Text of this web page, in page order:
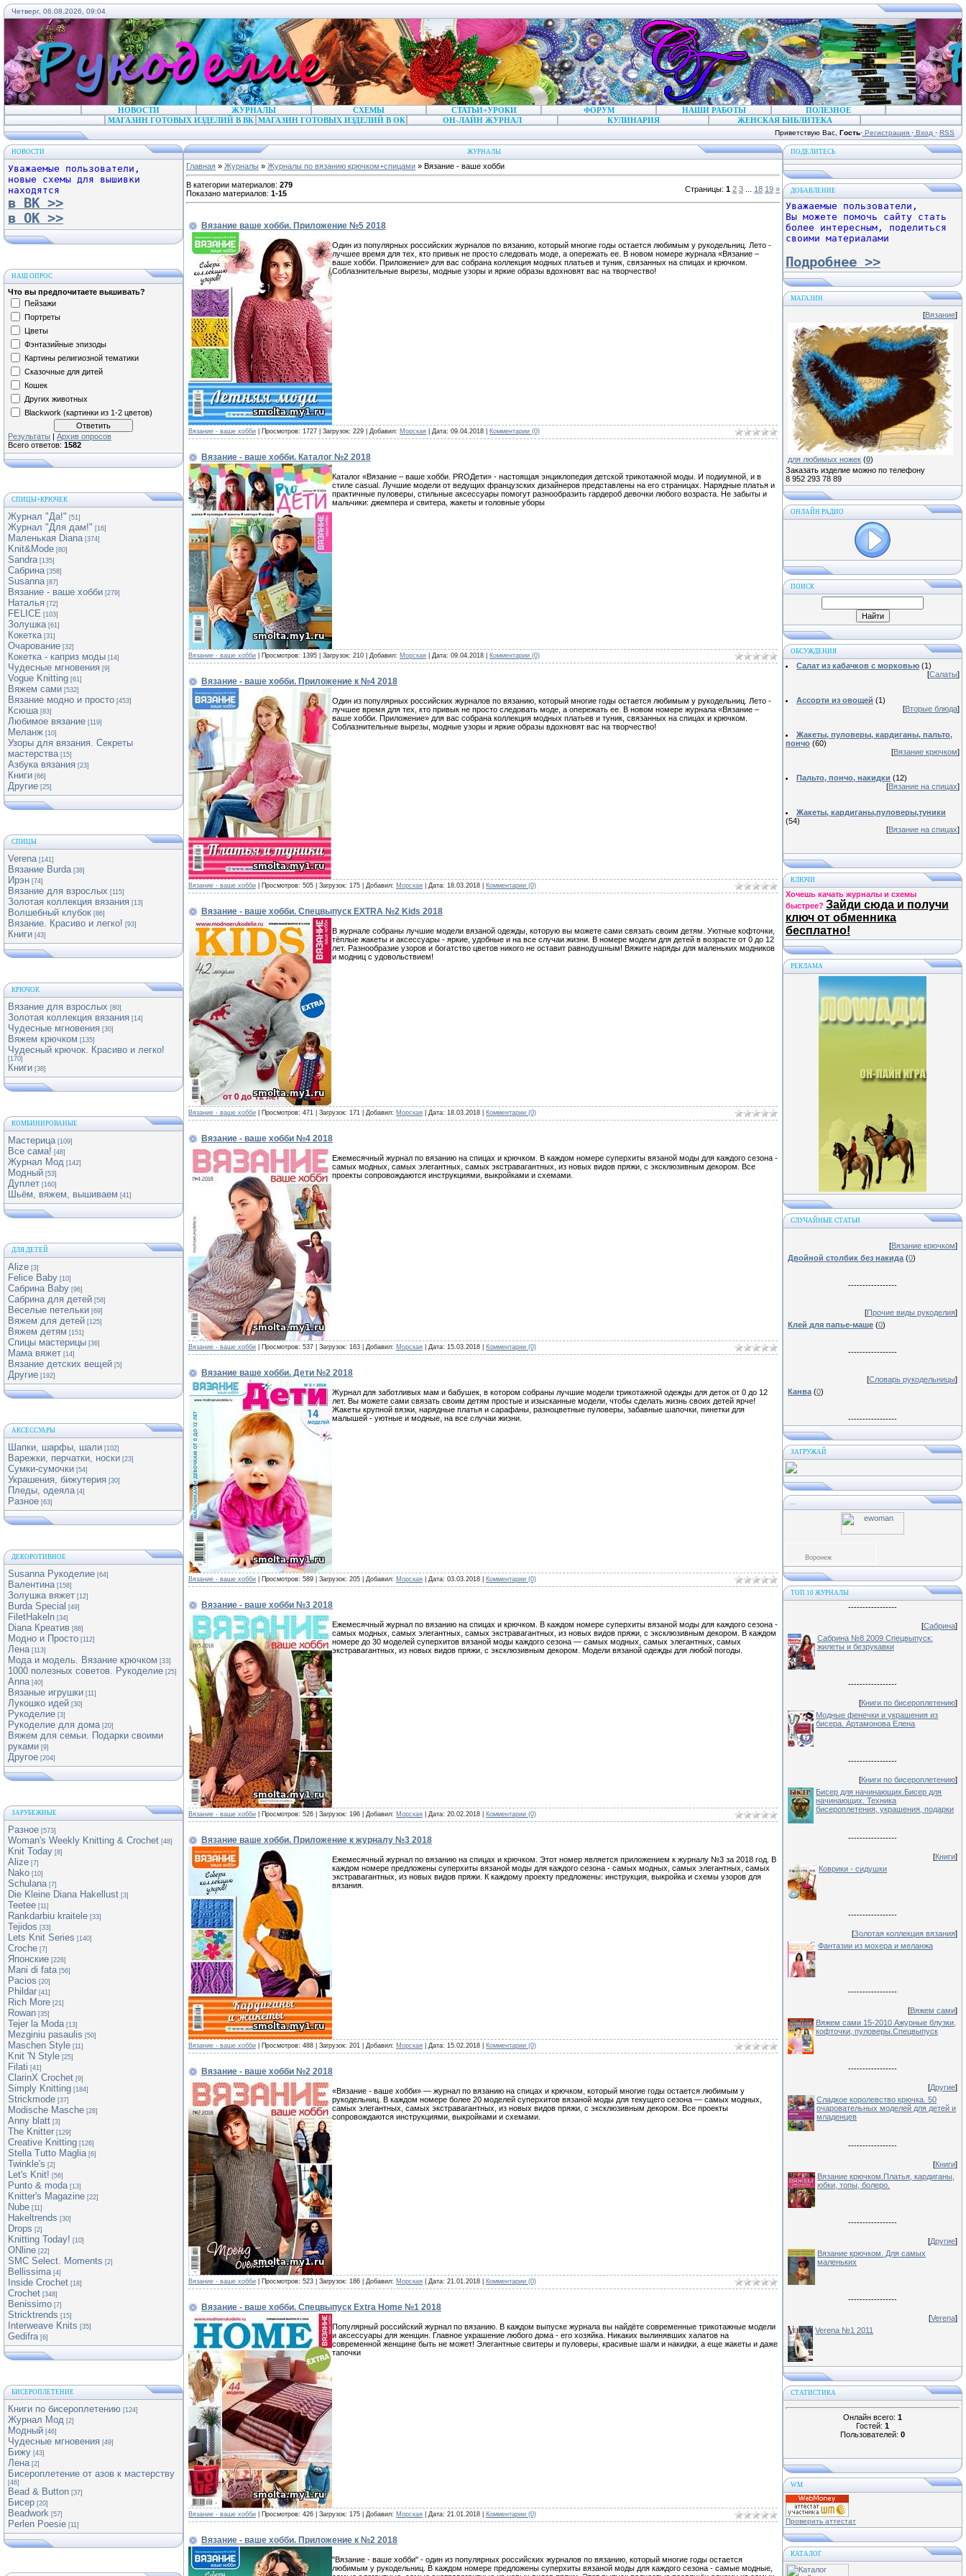
Четверг, 06.08.2026, 09:04
НОВОСТИ ЖУРНАЛЫ СХЕМЫ СТАТЬИ+УРОКИ ФОРУМ НАШИ РАБОТЫ
ПОЛЕЗНОЕ
МАГАЗИН ГОТОВЫХ ИЗДЕЛИЙ В ВК МАГАЗИН ГОТОВЫХ ИЗДЕЛИЙ В ОК ОН-ЛАЙН ЖУРНАЛ КУЛИНАРИЯ ЖЕНСКАЯ БИБЛИТЕКА
Приветствую Вас Гость· Регистрация · Вход · RSS
НОВОСТИ
Уважаемые пользователи,
новые схемы для вышивки
находятся
в ВК >>
в ОК >>
НАШ ОПРОС
Что вы предпочитаете вышивать?
Пейзажи
Портреты
Цветы
Фэнтазийные эпизоды
Картины религиозной тематики
Сказочные для дитей
Кошек
Других животных
Blackwork (картинки из 1-2 цветов)
Результаты | Архив опросов
Всего ответов: 1582
СПИЦЫ+КРЮЧЕК
Журнал "Да!" [51]
Журнал "Для дам!" [16]
Маленькая Diana [374]
Knit&Mode [80]
Sandra [135]
Сабрина [358]
Susanna [87]
Вязание - ваше хобби [279]
Наталья [72]
FELICE [103]
Золушка [61]
Кокетка [31]
Очарование [32]
Кокетка - каприз моды [14]
Чудесные мгновения [9]
Vogue Knitting [61]
Вяжем сами [532]
Вязание модно и просто [453]
Ксюша [83]
Любимое вязание [119]
Меланж [10]
Узоры для вязания. Секреты
мастерства [15]
Азбука вязания [23]
Книги [66]
Другие [25]
СПИЦЫ
Verena [141]
Вязание Burda [38]
Ирэн [74]
Вязание для взрослых [115]
Золотая коллекция вязания [13]
Волшебный клубок [86]
Вязание. Красиво и легко! [93]
Книги [43]
КРЮЧОК
Вязание для взрослых [80]
Золотая коллекция вязания [14]
Чудесные мгновения [30]
Вяжем крючком [135]
Чудесный крючок. Красиво и легко!
[170]
Книги [38]
КОМБИНИРОВАНЫЕ
Мастерица [109]
Все сама! [48]
Журнал Мод [142]
Модный [53]
Дуплет [160]
Шьём, вяжем, вышиваем [41]
ДЛЯ ДЕТЕЙ
Alize [3]
Felice Baby [10]
Сабрина Baby [96]
Сабрина для детей [58]
Веселые петельки [69]
Вяжем для детей [125]
Вяжем детям [151]
Спицы мастерицы [36]
Мама вяжет [14]
Вязание детских вещей [5]
Другие [192]
АКСЕССУАРЫ
Шапки, шарфы, шали [102]
Варежки, перчатки, носки [23]
Сумки-сумочки [54]
Украшения, бижутерия [30]
Пледы, одеяла [4]
Разное [63]
ДЕКОРОТИВНОЕ
Susanna Рукоделие [64]
Валентина [158]
Золушка вяжет [12]
Burda Special [49]
FiletHakeln [34]
Diana Креатив [88]
Модно и Просто [112]
Лена [113]
Мода и модель. Вязание крючком [33]
1000 полезных советов. Рукоделие [25]
Anna [40]
Вязаные игрушки [11]
Лукошко идей [30]
Рукоделие [3]
Рукоделие для дома [20]
Вяжем для семьи. Подарки своими
руками [9]
Другое [204]
ЗАРУБЕЖНЫЕ
Разное [573]
Woman's Weekly Knitting & Crochet [48]
Knit Today [8]
Alize [7]
Nako [10]
Schulana [7]
Die Kleine Diana Hakellust [3]
Teetee [11]
Rankdarbiu kraitele [33]
Tejidos [33]
Lets Knit Series [140]
Croche [7]
Японские [226]
Mani di fata [56]
Pacios [20]
Phildar [41]
Rich More [21]
Rowan [35]
Tejer la Moda [13]
Mezginiu pasaulis [50]
Maschen Style [11]
Knit 'N Style [25]
Filati [41]
ClarinX Crochet [9]
Simply Knitting [184]
Strickmode [37]
Modische Masche [28]
Anny blatt [3]
The Knitter [129]
Creative Knitting [126]
Stella Tutto Maglia [6]
Twinkle's [2]
Let's Knit! [56]
Punto & moda [13]
Knitter's Magazine [22]
Nube [11]
Hakeltrends [30]
Drops [2]
Knitting Today! [10]
ONline [22]
SMC Select. Moments [2]
Bellissima [4]
Inside Crochet [18]
Crochet [348]
Benissimo [7]
Stricktrends [15]
Interweave Knits [35]
Gedifra [6]
БИСЕРОПЛЕТЕНИЕ
Книги по бисероплетению [124]
Журнал Мод [2]
Модный [46]
Чудесные мгновения [49]
Бижу [43]
Лена [2]
Бисероплетение от азов к мастерству
[46]
Bead & Button [37]
Бисер [20]
Beadwork [57]
Perlen Poesie [11]
ЖУРНАЛЫ
Главная » Журналы » Журналы по вязанию крючком+спицами » Вязание - ваше хобби
В категории материалов: 279
Показано материалов: 1-15 Страницы: 1 2 3 18 19 »
Вязание ваше хобби. Приложение №5 2018
Один из популярных российских журналов по вязанию, который многие годы остается любимым у рукодельниц. Лето -
лучшее время для тех, кто привык не просто следовать моде, а опережать ее. В новом номере журнала «Вязание –
ваше хобби. Приложение» для вас собрана коллекция модных платьев и туник, связанных на спицах и крючком.
Соблазнительные вырезы, модные узоры и яркие образы вдохновят вас на творчество!
Вязание - ваше хобби | Просмотров: 1727 | Загрузок: 229 | Добавил: Морская | Дата: 09.04.2018 Комментарии (0)
Вязание - ваше хобби. Каталог №2 2018
Каталог «Вязание – ваше хобби. PROДети» - настоящая энциклопедия детской трикотажной моды. И подиумной, и в
стиле casual. Лучшие модели от ведущих французских дизайнеров представлены на его страницах. Нарядные платья и
практичные пуловеры, стильные аксессуары помогут разнообразить гардероб девочки любого возраста. Не забыты и
мальчики: джемпера и свитера, жакеты и головные уборы
Вязание - ваше хобби | Просмотров: 1395 | Загрузок: 210 | Добавил: Морская | Дата: 09.04.2018 Комментарии (0)
Вязание - ваше хобби. Приложение к №4 2018
Один из популярных российских журналов по вязанию, который многие годы остается любимым у рукодельниц. Лето -
лучшее время для тех, кто привык не просто следовать моде, а опережать ее. В новом номере журнала «Вязание –
ваше хобби. Приложение» для вас собрана коллекция модных платьев и туник, связанных на спицах и крючком.
Соблазнительные вырезы, модные узоры и яркие образы вдохновят вас на творчество!
Вязание - ваше хобби | Просмотров: 505 | Загрузок: 175 | Добавил: Морская | Дата: 18.03.2018 Комментарии (0)
Вязание - ваше хобби. Спецвыпуск EXTRA №2 Kids 2018
В журнале собраны лучшие модели вязаной одежды, которую вы можете сами связать своим детям. Уютные кофточки,
тёплые жакеты и аксессуары - яркие, удобные и на все случаи жизни. В номере модели для детей в возрасте от 0 до 12
лет. Разнообразие узоров и богатство цветов никого не оставит равнодушным! Вяжите наряды для маленьких модников
и модниц с удовольствием!
Вязание - ваше хобби | Просмотров: 471 | Загрузок: 171 | Добавил: Морская | Дата: 18.03.2018 Комментарии (0)
Вязание - ваше хобби №4 2018
Ежемесячный журнал по вязанию на спицах и крючком. В каждом номере суперхиты вязаной моды для каждого сезона -
самых модных, самых элегантных, самых экстравагантных, из новых видов пряжи, с эксклюзивным декором. Все
проекты сопровождаются инструкциями, выкройками и схемами.
Вязание - ваше хобби | Просмотров: 537 | Загрузок: 163 | Добавил: Морская | Дата: 15.03.2018 Комментарии (0)
Вязание ваше хобби. Дети №2 2018
Журнал для заботливых мам и бабушек, в котором собраны лучшие модели трикотажной одежды для деток от 0 до 12
лет. Вы можете сами связать своим детям простые и изысканные модели, чтобы сделать жизнь своих детей ярче!
Жакеты крупной вязки, нарядные платья и сарафаны, разноцветные пуловеры, забавные шапочки, пинетки для
малышей - уютные и модные, на все случаи жизни.
Вязание - ваше хобби | Просмотров: 589 | Загрузок: 205 | Добавил: Морская | Дата: 03.03.2018 Комментарии (0)
Вязание - ваше хобби №3 2018
Ежемесячный журнал по вязанию на спицах и крючком. В каждом номере суперхиты вязаной моды для каждого сезона -
самых модных, самых элегантных, самых экстравагантных, из новых видов пряжи, с эксклюзивным декором. В каждом
номере до 30 моделей суперхитов вязаной моды каждого сезона — самых модных, самых элегантных, самых
экстравагантных, из новых видов пряжи, с эксклюзивным декором. Модели вязаной одежды для любой погоды.
Вязание - ваше хобби | Просмотров: 526 | Загрузок: 196 | Добавил: Морская | Дата: 20.02.2018 Комментарии (0)
Вязание ваше хобби. Приложение к журналу №3 2018
Ежемесячный журнал по вязанию на спицах и крючком. Этот номер является приложением к журналу №3 за 2018 год. В
каждом номере предложены суперхиты вязаной моды для каждого сезона - самых модных, самых элегантных, самых
экстравагантных, из новых видов пряжи. К каждому проекту предложены: инструкция, выкройка и схемы узоров для
вязания.
Вязание - ваше хобби | Просмотров: 488 | Загрузок: 201 | Добавил: Морская | Дата: 15.02.2018 Комментарии (0)
Вязание - ваше хобби №2 2018
«Вязание - ваше хобби» — журнал по вязанию на спицах и крючком, который многие годы остается любимым у
рукодельниц. В каждом номере более 20 моделей суперхитов вязаной моды для текущего сезона — самых модных,
самых элегантных, самых экстравагантных, из новых видов пряжи, с эксклюзивным декором. Все проекты
сопровождаются инструкциями, выкройками и схемами.
Вязание - ваше хобби | Просмотров: 523 | Загрузок: 186 | Добавил: Морская | Дата: 21.01.2018 Комментарии (0)
Вязание - ваше хобби. Спецвыпуск Extra Home №1 2018
Популярный российский журнал по вязанию. В каждом выпуске журнала вы найдёте современные трикотажные модели
и аксессуары для женщин. Главное украшение любого дома - его хозяйка. Никаких вылинявших халатов на
современной женщине быть не может! Элегантные свитеры и пуловеры, красивые шали и накидки, а еще жакеты и даже
тапочки
Вязание - ваше хобби | Просмотров: 426 | Загрузок: 175 | Добавил: Морская | Дата: 21.01.2018 Комментарии (0)
Вязание - ваше хобби. Приложение к №2 2018
"Вязание - ваше хобби" - один из популярных российских журналов по вязанию, который многие годы остается
любимым у рукодельниц. В каждом номере предложены суперхиты вязаной моды для каждого сезона - самые модные,
ПОДЕЛИТЕСЬ
ДОБАВЛЕНИЕ
Уважаемые пользователи,
Вы можете помочь сайту стать
более интересным, поделиться
своими материалами
Подробнее >>
МАГАЗИН
[Вязание]
для любимых ножек (0)
Заказать изделие можно по телефону
8 952 293 78 89
ОНЛАЙН РАДИО
ПОИСК
ОБСУЖДЕНИЯ
Салат из кабачков с морковью (1)
[Салаты]
Ассорти из овощей (1)
[Вторые блюда]
Жакеты, пуловеры, кардиганы, пальто,
пончо (60)
[Вязание крючком]
Пальто, пончо, накидки (12)
[Вязание на спицах]
Жакеты, кардиганы,пуловеры,туники
(54)
[Вязание на спицах]
КЛЮЧИ
Хочешь качать журналы и схемы
быстрее? Зайди сюда и получи
ключ от обменника
бесплатно!
РЕКЛАМА
СЛУЧАЙНЫЕ СТАТЬИ
[Вязание крючком]
Двойной столбик без накида (0)
-----------------
[Прочие виды рукоделия]
Клей для папье-маше (0)
-----------------
[Словарь рукодельницы]
Канва (0)
-----------------
ЗАГРУЖАЙ
...
Воронеж
ТОП 10 ЖУРНАЛЫ
-----------------
[Сабрина]
Сабрина №8 2009 Спецвыпуск:
жилеты и безрукавки
-----------------
[Книги по бисероплетению]
Модные фенечки и украшения из
бисера. Артамонова Елена
-----------------
[Книги по бисероплетению]
Бисер для начинающих.Бисер для
начинающих. Техника
бисероплетения, украшения, подарки
-----------------
[Книги]
Коврики - сидушки
-----------------
[Золотая коллекция вязания]
Фантазии из мохера и меланжа
-----------------
[Вяжем сами]
Вяжем сами 15-2010 Ажурные блузки,
кофточки, пуловеры.Спецвыпуск
-----------------
[Другие]
Сладкое королевство крючка. 50
очаровательных моделей для детей и
младенцев
-----------------
[Книги]
Вязание крючком.Платья, кардиганы,
юбки, топы, болеро.
-----------------
[Другие]
Вязание крючком. Для самых
маленьких
-----------------
[Verena]
Verena №1 2011
СТАТИСТИКА
Онлайн всего: 1
Гостей: 1
Пользователей: 0
WM
Проверить аттестат
КАТАЛОГ